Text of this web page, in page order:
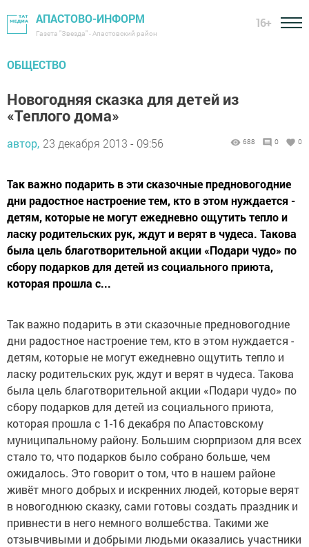
АПАСТОВО-ИНФОРМ
Газета "Звезда" - Апастовский район
16+
ОБЩЕСТВО
Новогодняя сказка для детей из
«Теплого дома»
автор, 23 декабря 2013 - 09:56 688 0 0
Так важно подарить в эти сказочные предновогодние
дни радостное настроение тем, кто в этом нуждается -
детям, которые не могут ежедневно ощутить тепло и
ласку родительских рук, ждут и верят в чудеса. Такова
была цель благотворительной акции «Подари чудо» по
сбору подарков для детей из социального приюта,
которая прошла с...
Так важно подарить в эти сказочные предновогодние
дни радостное настроение тем, кто в этом нуждается -
детям, которые не могут ежедневно ощутить тепло и
ласку родительских рук, ждут и верят в чудеса. Такова
была цель благотворительной акции «Подари чудо» по
сбору подарков для детей из социального приюта,
которая прошла с 1-16 декабря по Апастовскому
муниципальному району. Большим сюрпризом для всех
стало то, что подарков было собрано больше, чем
ожидалось. Это говорит о том, что в нашем районе
живёт много добрых и искренних людей, которые верят
в новогоднюю сказку, сами готовы создать праздник и
привнести в него немного волшебства. Такими же
отзывчивыми и добрыми людьми оказались участники